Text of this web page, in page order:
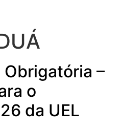
–
o
da UEL